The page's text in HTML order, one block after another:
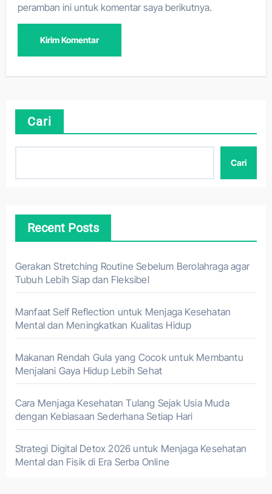
peramban ini untuk komentar saya berikutnya.
Cari
Cari
Recent Posts
Gerakan Stretching Routine Sebelum Berolahraga agar
Tubuh Lebih Siap dan Fleksibel
Manfaat Self Reflection untuk Menjaga Kesehatan
Mental dan Meningkatkan Kualitas Hidup
Makanan Rendah Gula yang Cocok untuk Membantu
Menjalani Gaya Hidup Lebih Sehat
Cara Menjaga Kesehatan Tulang Sejak Usia Muda
dengan Kebiasaan Sederhana Setiap Hari
Strategi Digital Detox 2026 untuk Menjaga Kesehatan
Mental dan Fisik di Era Serba Online